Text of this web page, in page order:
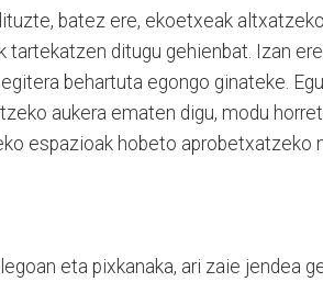
batez ere, ekoetxeak
tartekatzen ditugu gehienbat. Izan
behartuta egongo ginateke.
aukera ematen digu, modu
espazioak hobeto aprobetxatzeko
eta pixkanaka, ari zaie jendea